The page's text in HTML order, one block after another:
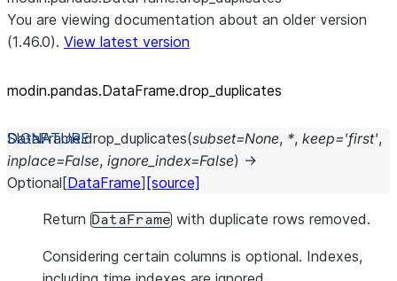
You are viewing documentation about an older version
(1.46.0). View latest version
modin.pandas.DataFrame.drop_ duplicates
DataFrame.drop_duplicates(subset=None, *, keep='first',
inplace=False, ignore_index=False) →
Optional [DataFrame] [source]
Return DataFrame with duplicate rows removed.
Considering certain columns is optional. Indexes,